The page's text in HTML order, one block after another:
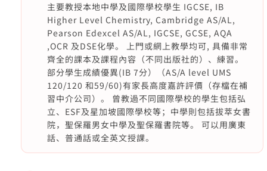
主要教授本地中學及國際學校學生 IGCSE, IB
Higher Level Chemistry, Cambridge AS/AL,
Pearson Edexcel AS/AL, IGCSE, GCSE, AQA
,OCR 及DSE化學。 上門或網上教學均可, 具備非常
齊全的課本及課程內容（不同出版社的）、練習。
部分學生成績優異(IB 7分）（AS/A level UMS
120/120 和59/60)有家長高度嘉許評價（存檔在補
習中介公司）。 曾教過不同國際學校的學生包括弘
立、ESF及星加坡國際學校等；中學則包括拔萃女書
院，聖保羅男女中學及聖保羅書院等。 可以用廣東
話、普通話或全英文授課。